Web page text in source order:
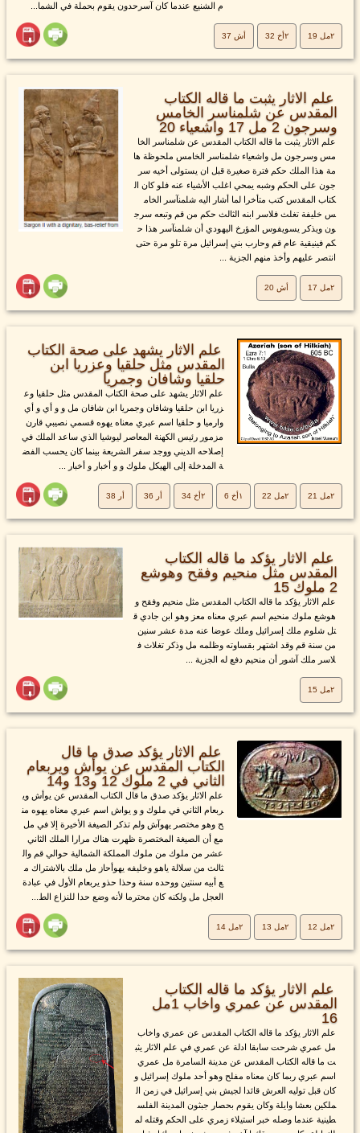
م الشنيع عندما كان آسرحدون يقوم بحملة في الشما...
٢مل 19 ٢أخ 32 أش 37
علم الاثار يثبت ما قاله الكتاب
المقدس عن شلمناسر الخامس
وسرجون 2 مل 17 واشعياء 20
علم الاثار يثبت ما قاله الكتاب المقدس عن شلمناسر الخا
مس وسرجون مل واشعياء شلمناسر الخامس ملحوظة ها
مة هذا الملك حكم فترة صغيرة قبل ان يستولى أخيه سر
جون على الحكم وشبه يمحي اغلب الأشياء عنه فلو كان ال
كتاب المقدس كتب متأخرا لما أشار اليه شلمنآسر الخام
س خليفة تغلث فلاسر ابنه الثالث حكم من قم وتبعه سرج
ون ويذكر يسويفوس المؤرخ اليهودي أن شلمنآسر هذا ح
كم فينيقية عام قم وحارب بني إسرائيل مرة تلو مرة حتى
انتصر عليهم وأخذ منهم الجزية ...
٢مل 17 أش 20
علم الاثار يشهد على صحة الكتاب
المقدس مثل حلقيا وعزريا ابن
حلقيا وشافان وجمريا
علم الاثار يشهد على صحة الكتاب المقدس مثل حلقيا وع
زريا ابن حلقيا وشافان وجمريا ابن شافان مل و و أي و أي
وارميا و حلقيا اسم عبري معناه يهوه قسمي نصيبي قارن
مزمور رئيس الكهنة المعاصر ليوشيا الذي ساعد الملك في
إصلاحه الديني ووجد سفر الشريعة بينما كان يحسب الفض
ة المدخلة إلى الهيكل ملوك و و أخبار و أخبار ...
٢مل 21 ٢مل 22 ١أخ 6 ٢أخ 34 أر 36 أر 38
علم الاثار يؤكد ما قاله الكتاب
المقدس مثل منحيم وفقح وهوشع
2 ملوك 15
علم الاثار يؤكد ما قاله الكتاب المقدس مثل منحيم وفقح و
هوشع ملوك منحيم اسم عبري معناه معز وهو ابن جادي ق
تل شلوم ملك إسرائيل وملك عوضا عنه مدة عشر سنين
من سنة قم وقد اشتهر بقساوته وظلمه مل وذكر تغلاث ف
لاسر ملك آشور أن منحيم دفع له الجزية ...
٢مل 15
علم الاثار يؤكد صدق ما قال
الكتاب المقدس عن يوأش ويربعام
الثاني في 2 ملوك 12 و13 و14
علم الاثار يؤكد صدق ما قال الكتاب المقدس عن يوأش وي
ربعام الثاني في ملوك و و يواش اسم عبري معناه يهوه من
ح وهو مختصر يهوآش ولم تذكر الصيغة الأخيرة إلا في مل
مع أن الصيغة المختصرة ظهرت هناك مرارا الملك الثاني
عشر من ملوك من ملوك المملكة الشمالية حوالي قم وال
ثالث من سلالة ياهو وخليفه يهوأحاز مل ملك بالاشتراك م
ع أبيه سنتين ووحده سنة وحذا حذو يربعام الأول في عبادة
العجل مل ولكنه كان محترما لأنه وضع حدا للنزاع الط...
٢مل 12 ٢مل 13 ٢مل 14
علم الاثار يؤكد ما قاله الكتاب
المقدس عن عمري واخاب 1مل
16
علم الاثار يؤكد ما قاله الكتاب المقدس عن عمري واخاب
مل عمري شرحت سابقا ادلة عن عمري في علم الاثار يثب
ت ما قاله الكتاب المقدس عن مدينة السامرة مل عمري
اسم عبري ربما كان معناه مفلح وهو أحد ملوك إسرائيل و
كان قبل توليه العرش قائدا لجيش بني إسرائيل في زمن ال
ملكين بعشا وايلة وكان يقوم بحصار جبثون المدينة الفلس
طينية عندما وصله خبر استيلاء زمري على الحكم وقتله لم